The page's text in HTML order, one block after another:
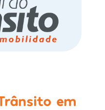
em